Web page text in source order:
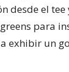
desde el
para
exhibir un